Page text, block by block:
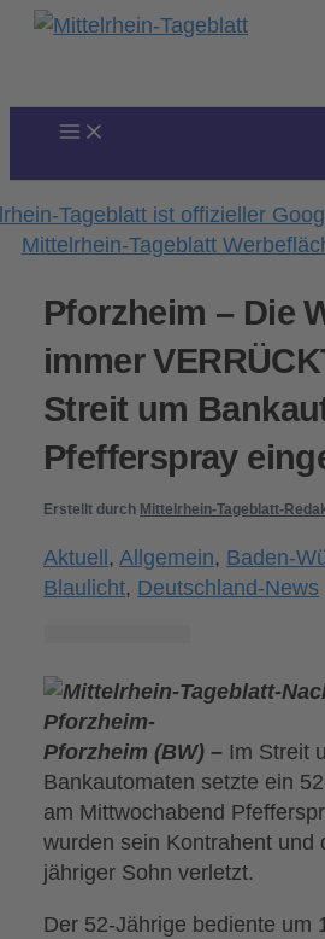
Zum
Pforzheim – Die
immer
Streit um
Pfefferspray
Erstellt durch Mittelrhein-Tageblatt-
Aktuell,Allgemein, Baden-
Blaulicht, Deutschland-News
Pforzheim (BW) – Im Streit
Bankautomaten setzte ein
am Mittwochabend
wurden sein Kontrahent und
jähriger Sohn verletzt.
Der 52-Jährige bediente um